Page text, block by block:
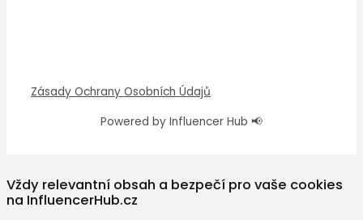
Zásady Ochrany Osobních Údajů
Powered by Influencer Hub 📢
Vždy relevantní obsah a bezpečí pro vaše cookies
na InfluencerHub.cz